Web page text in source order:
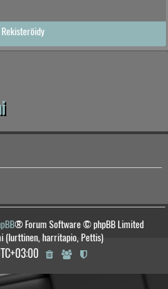
Rekisteröidy
® Forum Software © phpBB Limited
(lurttinen, harritapio, Pettis)